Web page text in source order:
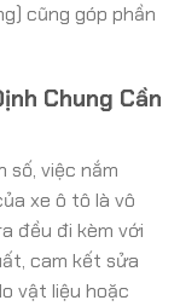
cũng góp phần
Chung Cần
số, việc nắm
xe ô tô là vô
đều đi kèm với
cam kết sửa
vật liệu hoặc